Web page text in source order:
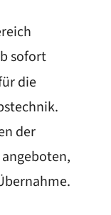
sofort
die
der